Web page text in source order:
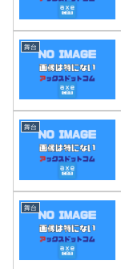
舞台
舞台
舞台